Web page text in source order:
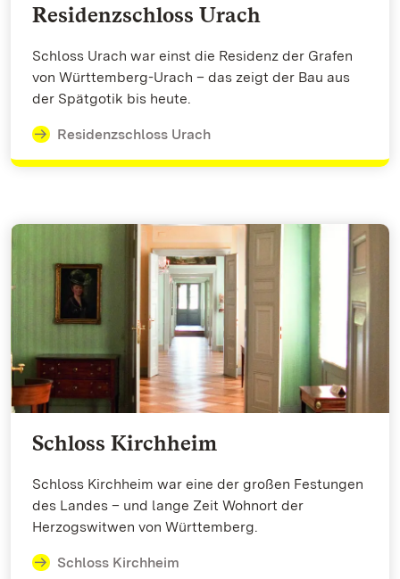
Residenzschloss Urach
Schloss Urach war einst die Residenz der Grafen
von Württemberg-Urach – das zeigt der Bau aus
der Spätgotik bis heute.
Residenzschloss Urach
Schloss Kirchheim
Schloss Kirchheim war eine der großen Festungen
des Landes – und lange Zeit Wohnort der
Herzogswitwen von Württemberg.
Schloss Kirchheim